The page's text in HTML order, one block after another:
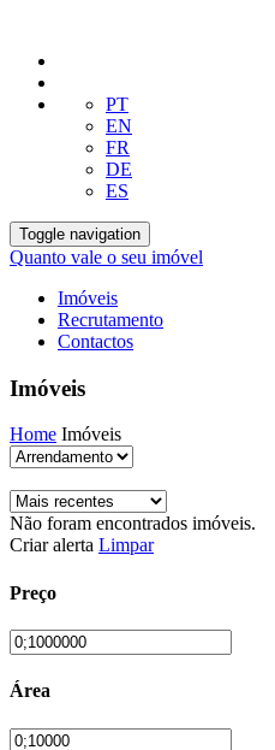
PT
EN
FR
DE
ES
Toggle navigation
Quanto vale o seu imóvel
Imóveis
Recrutamento
Contactos
Imóveis
Home Imóveis
Não foram encontrados imóveis.
Criar alerta Limpar
Preço
Área